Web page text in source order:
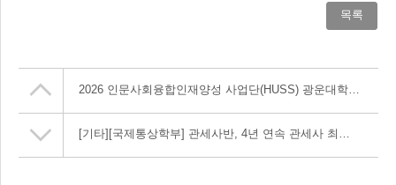
목록
2026 인문사회융합인재양성 사업단(HUSS) 광운대학교 공유교과목 수강신청 안내
[기타] [국제통상학부] 관세사반, 4년 연속 관세사 최종합격자 배출